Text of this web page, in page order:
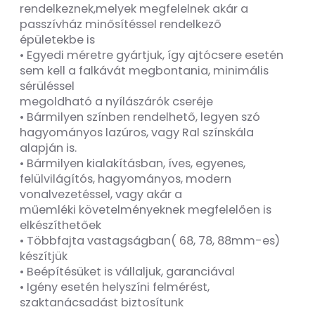
rendelkeznek,melyek megfelelnek akár a
passzívház minősítéssel rendelkező
épületekbe is
• Egyedi méretre gyártjuk, így ajtócsere esetén
sem kell a falkávát megbontania, minimális
sérüléssel
megoldható a nyílászárók cseréje
• Bármilyen színben rendelhető, legyen szó
hagyományos lazúros, vagy Ral színskála
alapján is.
• Bármilyen kialakításban, íves, egyenes,
felülvilágítós, hagyományos, modern
vonalvezetéssel, vagy akár a
műemléki követelményeknek megfelelően is
elkészíthetőek
• Többfajta vastagságban( 68, 78, 88mm-es)
készítjük
• Beépítésüket is vállaljuk, garanciával
• Igény esetén helyszíni felmérést,
szaktanácsadást biztosítunk